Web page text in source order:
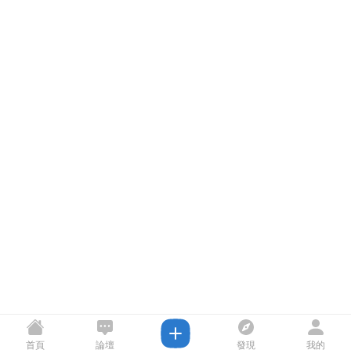
首頁 論壇 發現 我的